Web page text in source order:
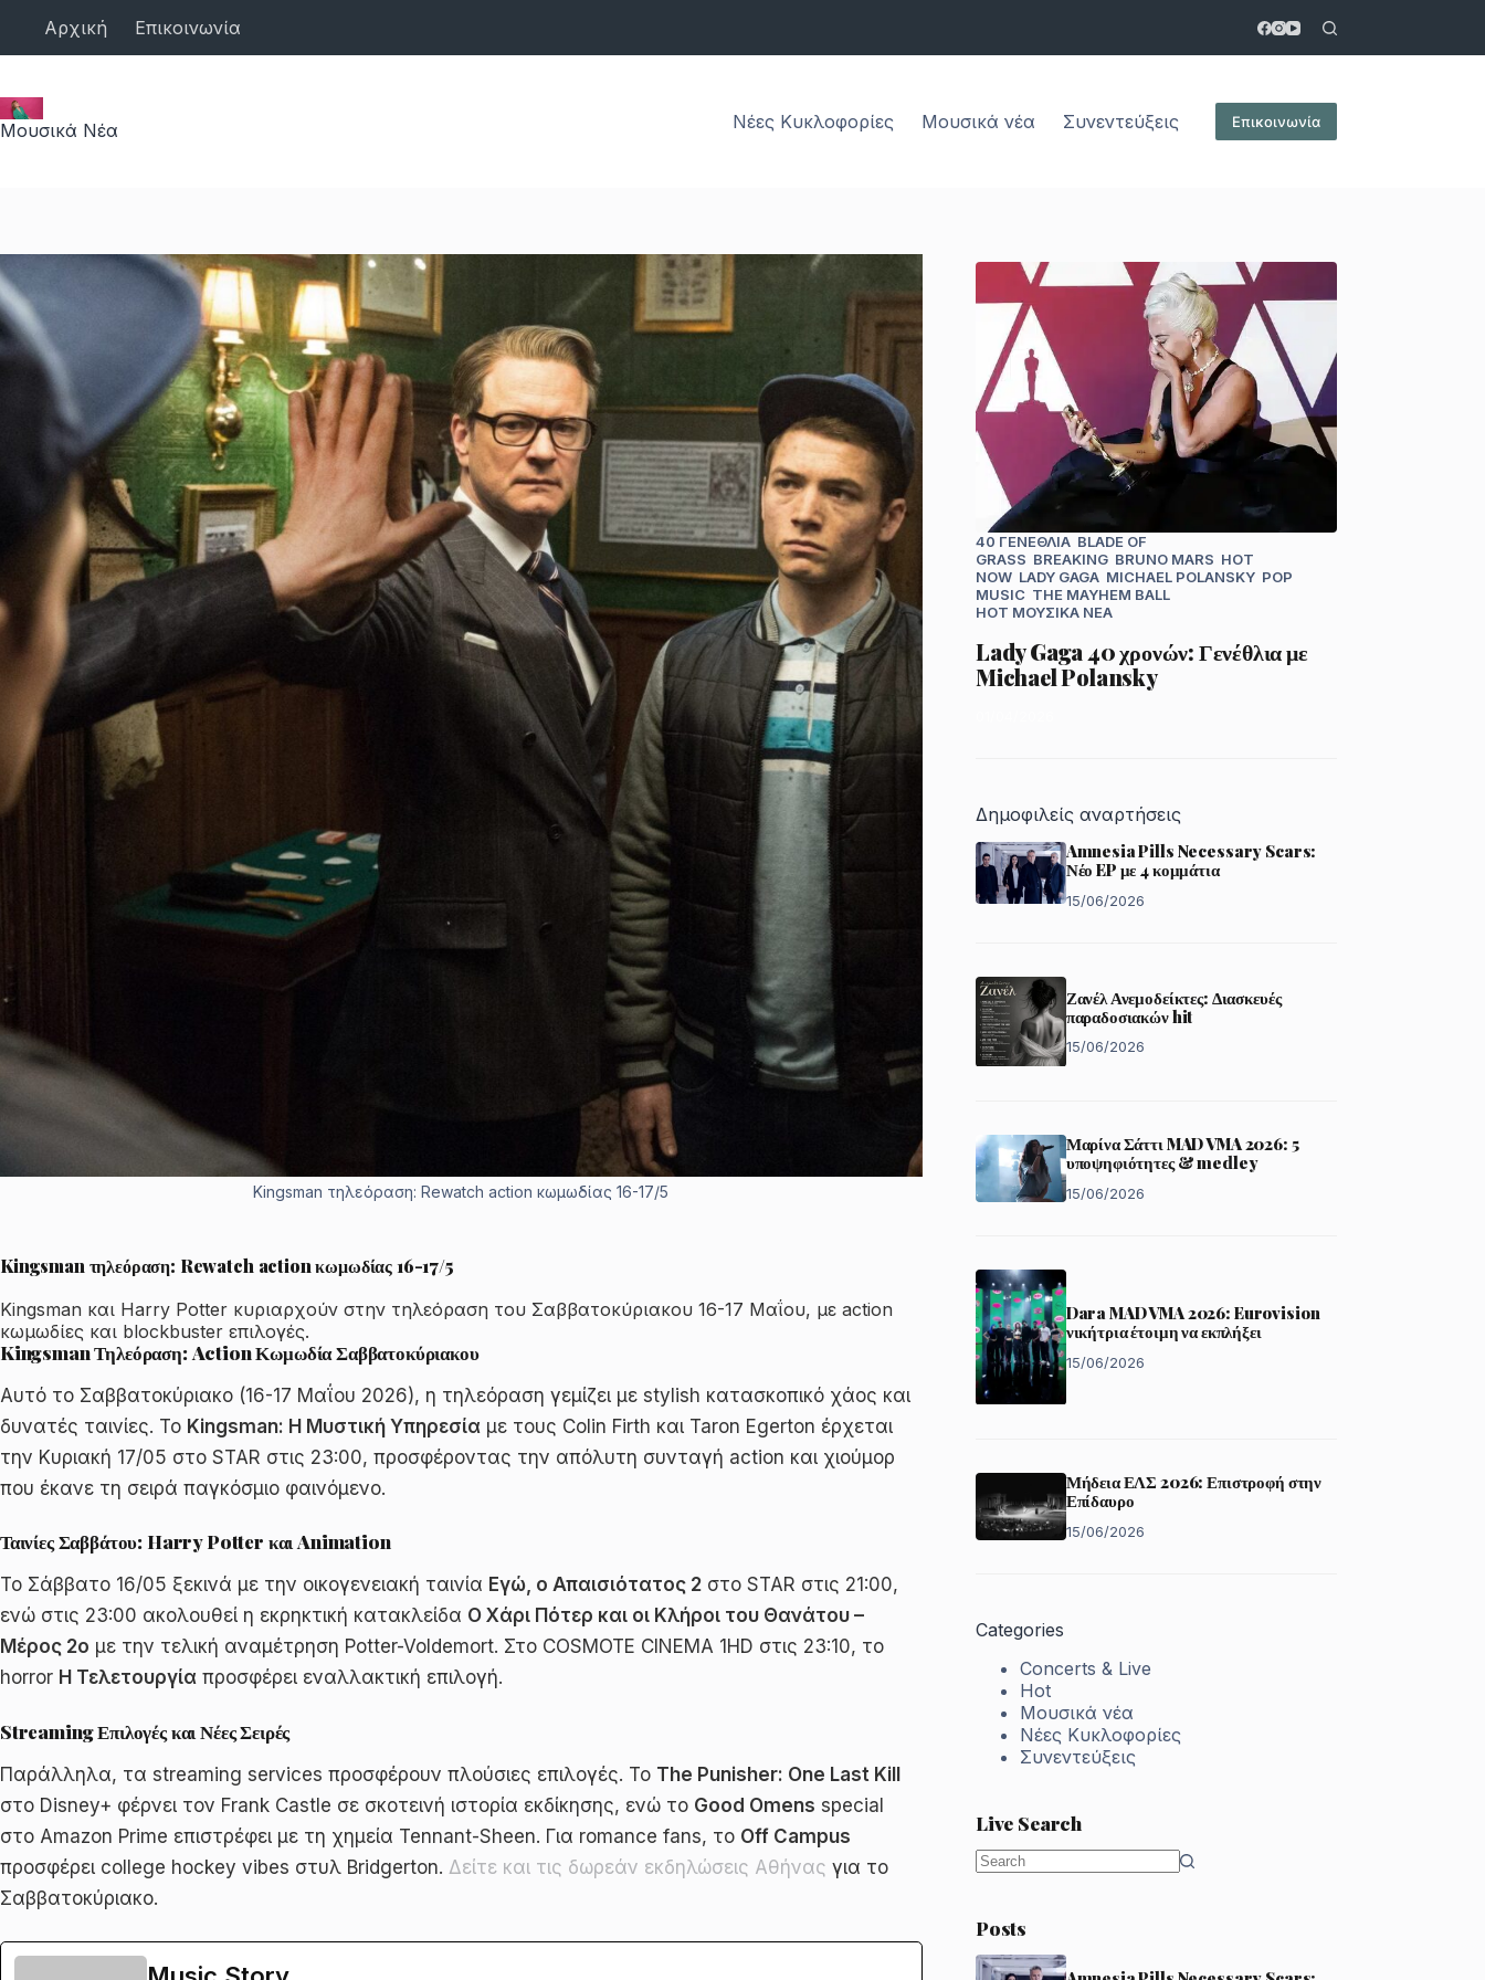
περιεχόμενο
Αρχική Επικοινωνία
Μουσικά Νέα Νέες Κυκλοφορίες Μουσικά νέα Συνεντεύξεις Επικοινωνία
Kingsman τηλεόραση: Rewatch action κωμωδίας 16-17/5
Kingsman τηλεόραση: Rewatch action κωμωδίας 16-17/5
Kingsman και Harry Potter κυριαρχούν στην τηλεόραση του Σαββατοκύριακου 16-17 Μαΐου, με action
κωμωδίες και blockbuster επιλογές.
Kingsman Τηλεόραση: Action Κωμωδία Σαββατοκύριακου
Αυτό το Σαββατοκύριακο (16-17 Μαΐου 2026), η τηλεόραση γεμίζει με stylish κατασκοπικό χάος και
δυνατές ταινίες. Το Kingsman: Η Μυστική Υπηρεσία με τους Colin Firth και Taron Egerton έρχεται
την Κυριακή 17/05 στο STAR στις 23:00, προσφέροντας την απόλυτη συνταγή action και χιούμορ
που έκανε τη σειρά παγκόσμιο φαινόμενο.
Ταινίες Σαββάτου: Harry Potter και Animation
Το Σάββατο 16/05 ξεκινά με την οικογενειακή ταινία Εγώ, ο Απαισιότατος 2 στο STAR στις 21:00,
ενώ στις 23:00 ακολουθεί η εκρηκτική κατακλείδα Ο Χάρι Πότερ και οι Κλήροι του Θανάτου –
Μέρος 2ο με την τελική αναμέτρηση Potter-Voldemort. Στο COSMOTE CINEMA 1HD στις 23:10, το
horror Η Τελετουργία προσφέρει εναλλακτική επιλογή.
Streaming Επιλογές και Νέες Σειρές
Παράλληλα, τα streaming services προσφέρουν πλούσιες επιλογές. Το The Punisher: One Last Kill
στο Disney+ φέρνει τον Frank Castle σε σκοτεινή ιστορία εκδίκησης, ενώ το Good Omens special
στο Amazon Prime επιστρέφει με τη χημεία Tennant-Sheen. Για romance fans, το Off Campus
προσφέρει college hockey vibes στυλ Bridgerton. Δείτε και τις δωρεάν εκδηλώσεις Αθήνας για το
Σαββατοκύριακο.
40 ΓΕΝΈΘΛΙΑ BLADE OF
GRASS BREAKING BRUNO MARS HOT
NOW LADY GAGA MICHAEL POLANSKY POP
MUSIC THE MAYHEM BALL
HOT ΜΟΥΣΙΚΆ ΝΈΑ
Lady Gaga 40 χρονών: Γενέθλια με
Michael Polansky
Δημοφιλείς αναρτήσεις
Amnesia Pills Necessary Scars:
Νέο EP με 4 κομμάτια
15/06/2026
Ζανέλ Ανεμοδείκτες: Διασκευές
παραδοσιακών hit
15/06/2026
Μαρίνα Σάττι MAD VMA 2026: 5
υποψηφιότητες & medley
15/06/2026
Dara MAD VMA 2026: Eurovision
νικήτρια έτοιμη να εκπλήξει
15/06/2026
Μήδεια ΕΛΣ 2026: Επιστροφή στην
Επίδαυρο
15/06/2026
Categories
Concerts & Live
Hot
Μουσικά νέα
Νέες Κυκλοφορίες
Συνεντεύξεις
Live Search
Posts